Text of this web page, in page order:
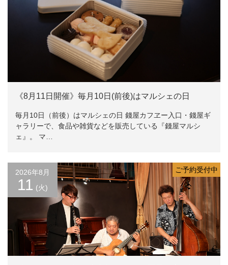
《8月11日開催》毎月10日(前後)はマルシェの日
毎月10日（前後）はマルシェの日 錢屋カフヱー入口・錢屋ギ
ャラリーで、食品や雑貨などを販売している『錢屋マルシ
ェ』。 マ…
2026年8月
11 (火)
ご予約受付中